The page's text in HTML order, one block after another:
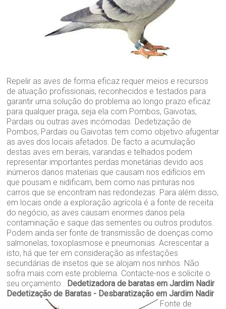
Repelir as aves de forma eficaz requer meios e recursos
de atuação profissionais, reconhecidos e testados para
garantir uma solução do problema ao longo prazo eficaz
para qualquer praga, seja ela com Pombos, Gaivotas,
Pardais ou outras aves incómodas. Dedetização de
Pombos, Pardais ou Gaivotas tem como objetivo afugentar
as aves dos locais afetados. De facto a acumulação
destas aves em beirais, varandas e telhados podem
representar importantes perdas monetárias devido aos
inúmeros danos materiais que causam nos edifícios em
que pousam e nidificam, bem como nas pinturas nos
carros que se encontram nas redondezas. Para além disso,
em locais onde a exploração agrícola é a fonte de receita
do negócio, as aves causam enormes danos pela
contaminação e saque das sementes ou outros produtos.
Podem ainda ser fonte de transmissão de doenças como
salmonelas, toxoplasmose e pneumonias. Acrescentar a
isto, há que ter em consideração as infestações
secundárias de insetos que se alojam nos ninhos. Não
sofra mais com este problema. Contacte-nos e solicite o
seu orçamento .
Dedetizadora de baratas em Jardim Nadir
Dedetização de Baratas - Desbaratização em Jardim Nadir
Fonte de